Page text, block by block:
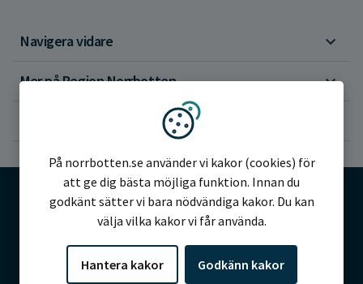
Navigera vidare
Mer på Region Norrbotten
©2026 Region Norrbotten
Vi använder kakor
På norrbotten.se använder vi kakor (cookies) för
att ge dig bästa möjliga funktion. Innan du
godkänt sätter vi bara nödvändiga kakor. Du kan
välja vilka kakor vi får använda.
Hantera kakor Godkänn kakor